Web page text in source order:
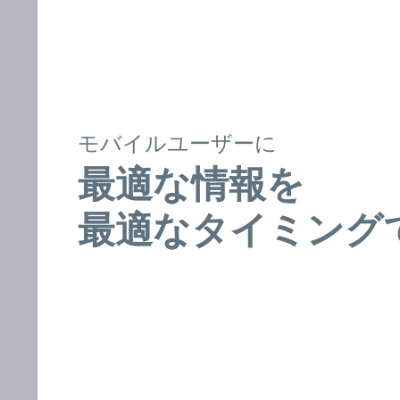
モバイルユーザーに
最適な情報を
最適なタイミング